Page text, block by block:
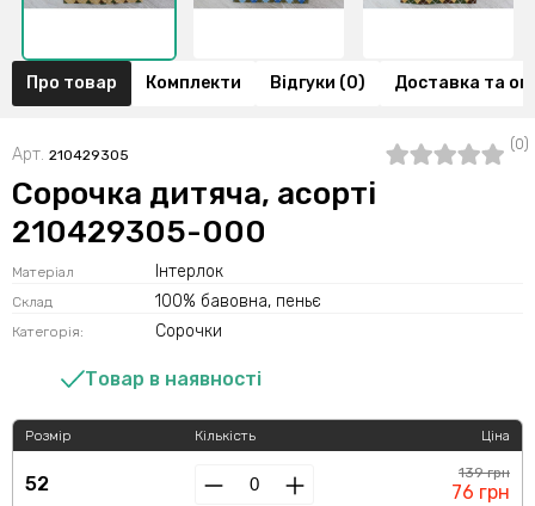
Про товар Комплекти Відгуки (0) Доставка та
Арт. 210429305
(0)
Сорочка дитяча, асорті
210429305-000
Матеріал Інтерлок
Склад 100% бавовна, пеньє
Категорія: Сорочки
Товар в наявності
Розмір
52
Кількість Ціна
139 грн
76 грн